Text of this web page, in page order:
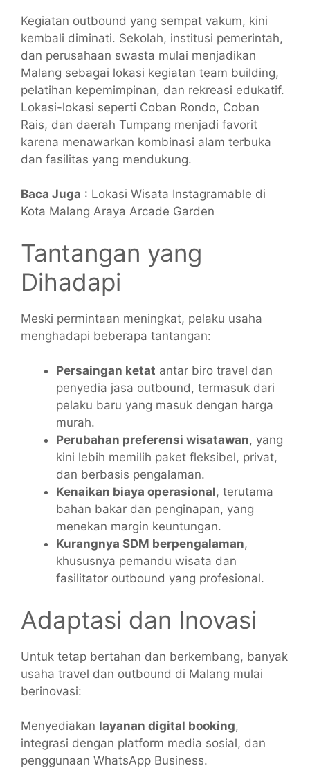
Kegiatan outbound yang sempat vakum, kini
kembali diminati. Sekolah, institusi pemerintah,
dan perusahaan swasta mulai menjadikan
Malang sebagai lokasi kegiatan team building,
pelatihan kepemimpinan, dan rekreasi edukatif.
Lokasi-lokasi seperti Coban Rondo, Coban
Rais, dan daerah Tumpang menjadi favorit
karena menawarkan kombinasi alam terbuka
dan fasilitas yang mendukung.
Baca Juga : Lokasi Wisata Instagramable di
Kota Malang Araya Arcade Garden
Tantangan yang
Dihadapi
Meski permintaan meningkat, pelaku usaha
menghadapi beberapa tantangan:
Persaingan ketat antar biro travel dan
penyedia jasa outbound, termasuk dari
pelaku baru yang masuk dengan harga
murah.
Perubahan preferensi wisatawan, yang
kini lebih memilih paket fleksibel, privat,
dan berbasis pengalaman.
Kenaikan biaya operasional, terutama
bahan bakar dan penginapan, yang
menekan margin keuntungan.
Kurangnya SDM berpengalaman,
khususnya pemandu wisata dan
fasilitator outbound yang profesional.
Adaptasi dan Inovasi
Untuk tetap bertahan dan berkembang, banyak
usaha travel dan outbound di Malang mulai
berinovasi:
Menyediakan layanan digital booking,
integrasi dengan platform media sosial, dan
penggunaan WhatsApp Business.